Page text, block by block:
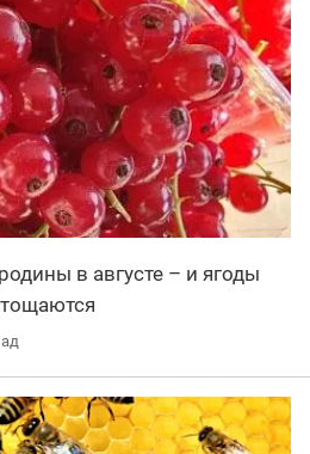
в августе – и ягоды